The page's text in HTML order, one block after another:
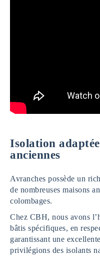
Isolation
anciennes
Avranches possède un
de nombreuses maisons
colombages.
Chez CBH, nous avons
bâtis spécifiques, en
garantissant une
privilégions des isolants